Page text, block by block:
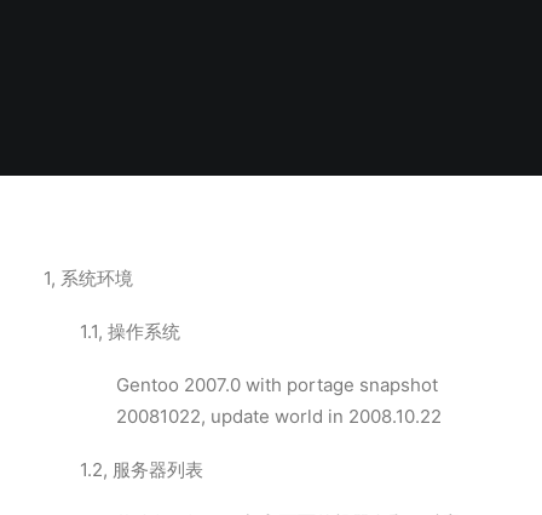
1, 系统环境
1.1, 操作系统
Gentoo 2007.0 with portage snapshot
20081022, update world in 2008.10.22
1.2, 服务器列表